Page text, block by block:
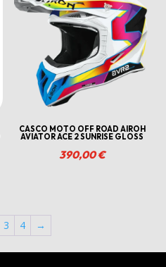
CASCO MOTO OFF ROAD AIROH
AVIATOR ACE 2 SUNRISE GLOSS
390,00€
3 4 →